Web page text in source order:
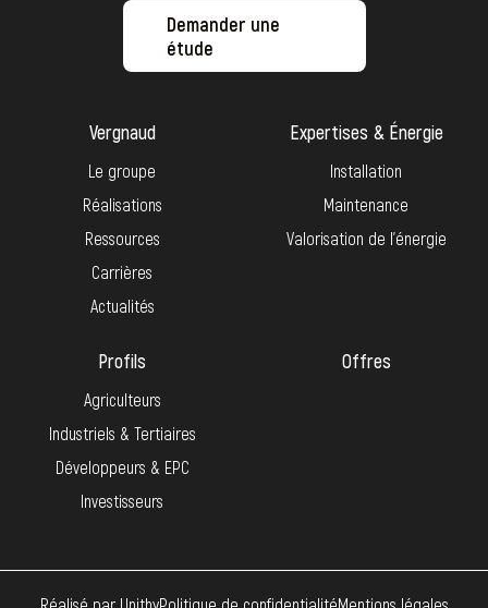
Demander une
étude
Vergnaud
Le groupe
Réalisations
Ressources
Carrières
Actualités
Expertises & Énergie
Installation
Maintenance
Valorisation de l’énergie
Profils
Agriculteurs
Industriels & Tertiaires
Développeurs & EPC
Investisseurs
Offres